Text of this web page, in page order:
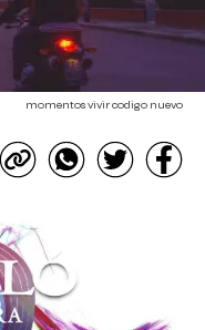
momentos vivir codigo nuevo